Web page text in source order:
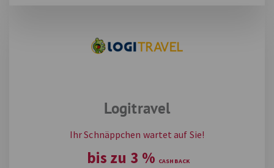
Logitravel
Ihr Schnäppchen wartet auf Sie‎!
bis zu 3 %